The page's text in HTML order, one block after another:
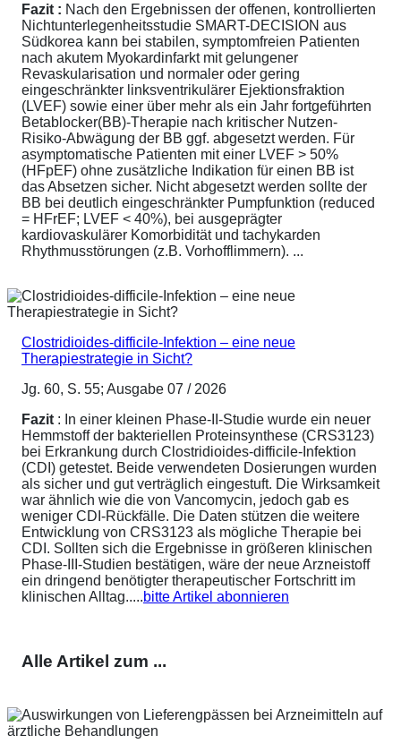
Fazit : Nach den Ergebnissen der offenen, kontrollierten
Nichtunterlegenheitsstudie SMART-DECISION aus
Südkorea kann bei stabilen, symptomfreien Patienten
nach akutem Myokardinfarkt mit gelungener
Revaskularisation und normaler oder gering
eingeschränkter linksventrikulärer Ejektionsfraktion
(LVEF) sowie einer über mehr als ein Jahr fortgeführten
Betablocker(BB)-Therapie nach kritischer Nutzen-
Risiko-Abwägung der BB ggf. abgesetzt werden. Für
asymptomatische Patienten mit einer LVEF > 50%
(HFpEF) ohne zusätzliche Indikation für einen BB ist
das Absetzen sicher. Nicht abgesetzt werden sollte der
BB bei deutlich eingeschränkter Pumpfunktion (reduced
= HFrEF; LVEF < 40%), bei ausgeprägter
kardiovaskulärer Komorbidität und tachykarden
Rhythmusstörungen (z.B. Vorhofflimmern). ...
Clostridioides-difficile-Infektion – eine neue
Therapiestrategie in Sicht?
Jg. 60, S. 55; Ausgabe 07 / 2026
Fazit : In einer kleinen Phase-II-Studie wurde ein neuer
Hemmstoff der bakteriellen Proteinsynthese (CRS3123)
bei Erkrankung durch Clostridioides-difficile-Infektion
(CDI) getestet. Beide verwendeten Dosierungen wurden
als sicher und gut verträglich eingestuft. Die Wirksamkeit
war ähnlich wie die von Vancomycin, jedoch gab es
weniger CDI-Rückfälle. Die Daten stützen die weitere
Entwicklung von CRS3123 als mögliche Therapie bei
CDI. Sollten sich die Ergebnisse in größeren klinischen
Phase-III-Studien bestätigen, wäre der neue Arzneistoff
ein dringend benötigter therapeutischer Fortschritt im
klinischen Alltag.....bitte Artikel abonnieren
Alle Artikel zum ...